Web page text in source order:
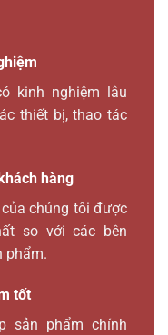
kinh nghiệm lâu
thiết bị, thao tác
hàng
chúng tôi được
so với các bên
phẩm.
tốt
sản phẩm chính